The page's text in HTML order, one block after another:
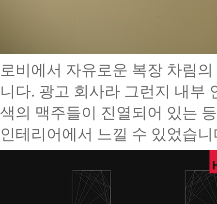
로비에서 자유로운 복장 차림
니다. 광고 회사라 그런지 내부
색의 맥주들이 진열되어 있는 등
인테리어에서 느낄 수 있었습니